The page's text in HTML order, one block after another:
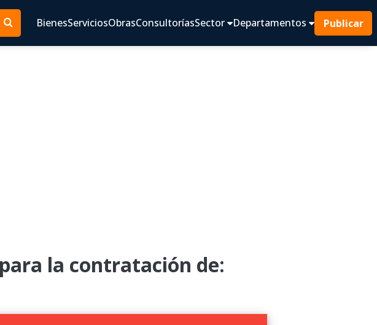
BienesServiciosObrasConsultoríasSector Departamentos Publicar
para la contratación de: